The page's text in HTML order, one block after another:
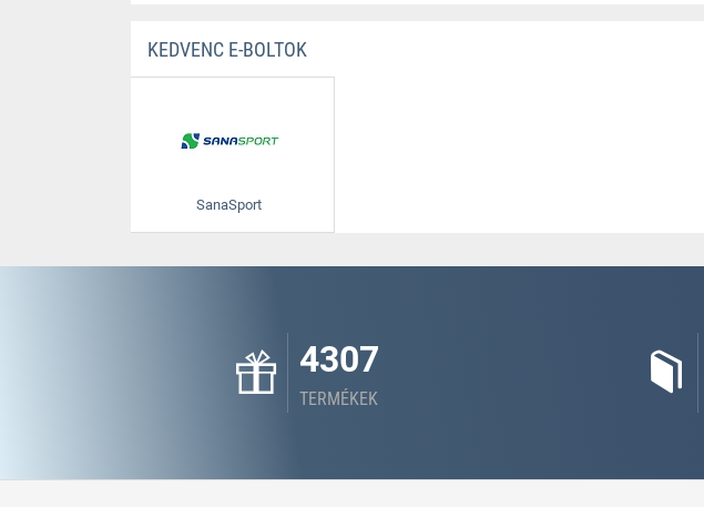
KEDVENC E-BOLTOK
SanaSport
4307
TERMÉKEK